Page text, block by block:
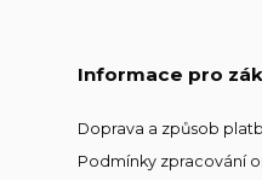
Informace pro
Doprava a způsob
Podmínky zpracování